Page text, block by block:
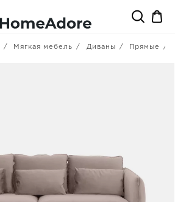
Мягкая мебель Диваны Прямые